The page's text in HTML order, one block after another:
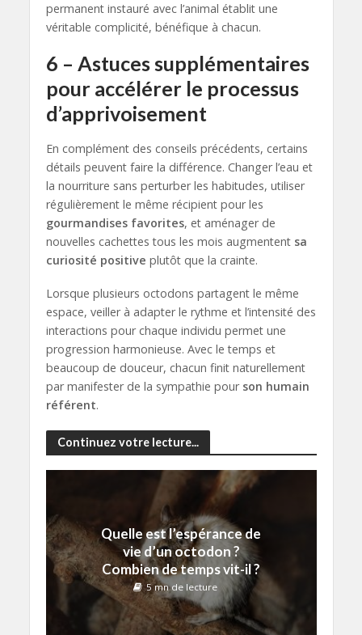
permanent instauré avec l’animal établit une
véritable complicité, bénéfique à chacun.
6 – Astuces supplémentaires
pour accélérer le processus
d’apprivoisement
En complément des conseils précédents, certains
détails peuvent faire la différence. Changer l’eau et
la nourriture sans perturber les habitudes, utiliser
régulièrement le même récipient pour les
gourmandises favorites, et aménager de
nouvelles cachettes tous les mois augmentent sa
curiosité positive plutôt que la crainte.
Lorsque plusieurs octodons partagent le même
espace, veiller à adapter le rythme et l’intensité des
interactions pour chaque individu permet une
progression harmonieuse. Avec le temps et
beaucoup de douceur, chacun finit naturellement
par manifester de la sympathie pour son humain
référent.
Continuez votre lecture...
Quelle est l’espérance de
vie d’un octodon ?
Combien de temps vit-il ?
5 mn de lecture